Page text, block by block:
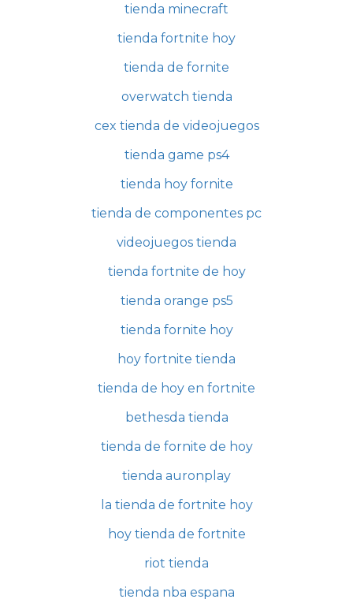
tienda minecraft
tienda fortnite hoy
tienda de fornite
overwatch tienda
cex tienda de videojuegos
tienda game ps4
tienda hoy fornite
tienda de componentes pc
videojuegos tienda
tienda fortnite de hoy
tienda orange ps5
tienda fornite hoy
hoy fortnite tienda
tienda de hoy en fortnite
bethesda tienda
tienda de fornite de hoy
tienda auronplay
la tienda de fortnite hoy
hoy tienda de fortnite
riot tienda
tienda nba espana